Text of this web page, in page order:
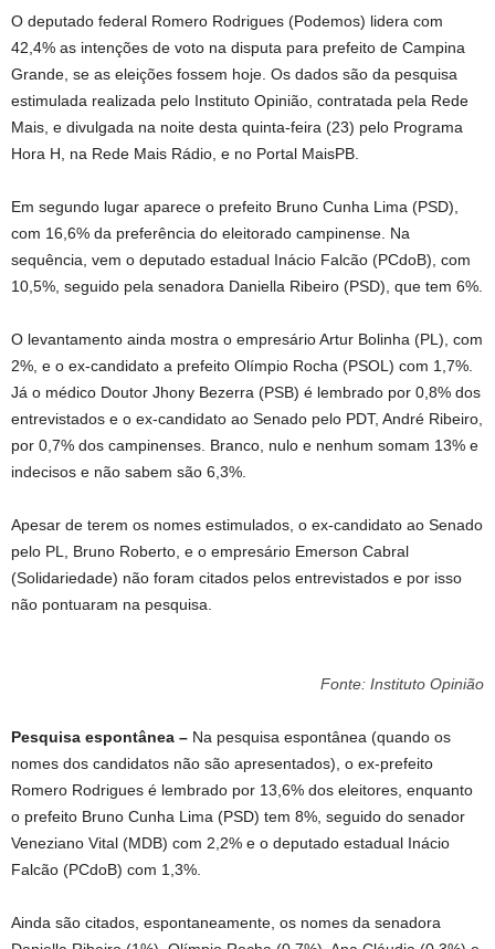
O deputado federal Romero Rodrigues (Podemos) lidera com
42,4% as intenções de voto na disputa para prefeito de Campina
Grande, se as eleições fossem hoje. Os dados são da pesquisa
estimulada realizada pelo Instituto Opinião, contratada pela Rede
Mais, e divulgada na noite desta quinta-feira (23) pelo Programa
Hora H, na Rede Mais Rádio, e no Portal MaisPB.
Em segundo lugar aparece o prefeito Bruno Cunha Lima (PSD),
com 16,6% da preferência do eleitorado campinense. Na
sequência, vem o deputado estadual Inácio Falcão (PCdoB), com
10,5%, seguido pela senadora Daniella Ribeiro (PSD), que tem 6%.
O levantamento ainda mostra o empresário Artur Bolinha (PL), com
2%, e o ex-candidato a prefeito Olímpio Rocha (PSOL) com 1,7%.
Já o médico Doutor Jhony Bezerra (PSB) é lembrado por 0,8% dos
entrevistados e o ex-candidato ao Senado pelo PDT, André Ribeiro,
por 0,7% dos campinenses. Branco, nulo e nenhum somam 13% e
indecisos e não sabem são 6,3%.
Apesar de terem os nomes estimulados, o ex-candidato ao Senado
pelo PL, Bruno Roberto, e o empresário Emerson Cabral
(Solidariedade) não foram citados pelos entrevistados e por isso
não pontuaram na pesquisa.
Fonte: Instituto Opinião
Pesquisa espontânea – Na pesquisa espontânea (quando os
nomes dos candidatos não são apresentados), o ex-prefeito
Romero Rodrigues é lembrado por 13,6% dos eleitores, enquanto
o prefeito Bruno Cunha Lima (PSD) tem 8%, seguido do senador
Veneziano Vital (MDB) com 2,2% e o deputado estadual Inácio
Falcão (PCdoB) com 1,3%.
Ainda são citados, espontaneamente, os nomes da senadora